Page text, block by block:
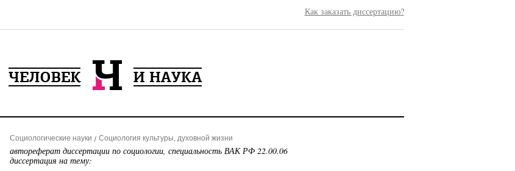
Как заказать диссертацию?
Социологические науки Социология культуры, духовной жизни
автореферат диссертации по социологии, специальность ВАК РФ 22.00.06
диссертация на тему: